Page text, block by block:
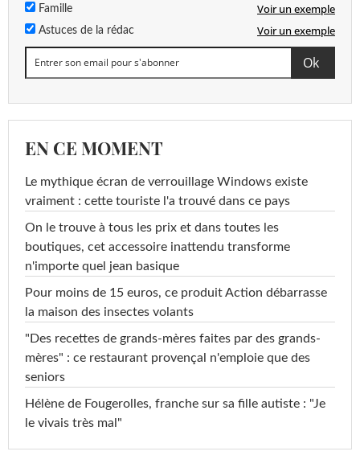
Famille Voir un exemple
Astuces de la rédac Voir un exemple
EN CE MOMENT
Le mythique écran de verrouillage Windows existe
vraiment : cette touriste l'a trouvé dans ce pays
On le trouve à tous les prix et dans toutes les
boutiques, cet accessoire inattendu transforme
n'importe quel jean basique
Pour moins de 15 euros, ce produit Action débarrasse
la maison des insectes volants
"Des recettes de grands-mères faites par des grands-
mères" : ce restaurant provençal n'emploie que des
seniors
Hélène de Fougerolles, franche sur sa fille autiste : "Je
le vivais très mal"